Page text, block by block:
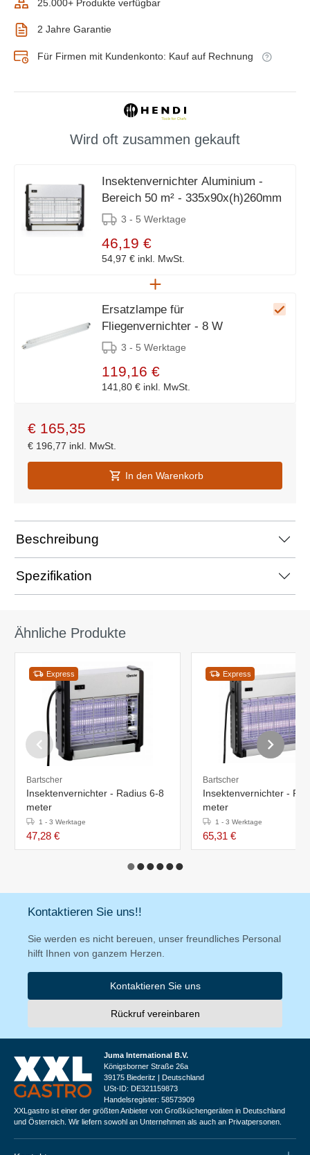
25.000+ Produkte verfügbar
2 Jahre Garantie
Für Firmen mit Kundenkonto: Kauf auf Rechnung
Wird oft zusammen gekauft
Insektenvernichter Aluminium -
Bereich 50 m² - 335x90x(h)260mm
3 - 5 Werktage
46,19 €
54,97 € inkl. MwSt.
Ersatzlampe für
Fliegenvernichter - 8 W
3 - 5 Werktage
119,16 €
141,80 € inkl. MwSt.
€ 165,35
€ 196,77 inkl. MwSt.
In den Warenkorb
Beschreibung
Spezifikation
Ähnliche Produkte
Express
Bartscher
Insektenvernichter - Radius 6-8
meter
1 - 3 Werktage
47,28 €
Express
Bartscher
Insektenvernichter -
meter
1 - 3 Werktage
65,31 €
Kontaktieren Sie uns!!
Sie werden es nicht bereuen, unser freundliches Personal
hilft Ihnen von ganzem Herzen.
Kontaktieren Sie uns
Rückruf vereinbaren
Juma International B.V.
Königsborner Straße 26a
39175 Biederitz | Deutschland
USt-ID: DE321159873
Handelsregister: 58573909
XXLgastro ist einer der größten Anbieter von Großküchengeräten in Deutschland
und Österreich. Wir liefern sowohl an Unternehmen als auch an Privatpersonen.